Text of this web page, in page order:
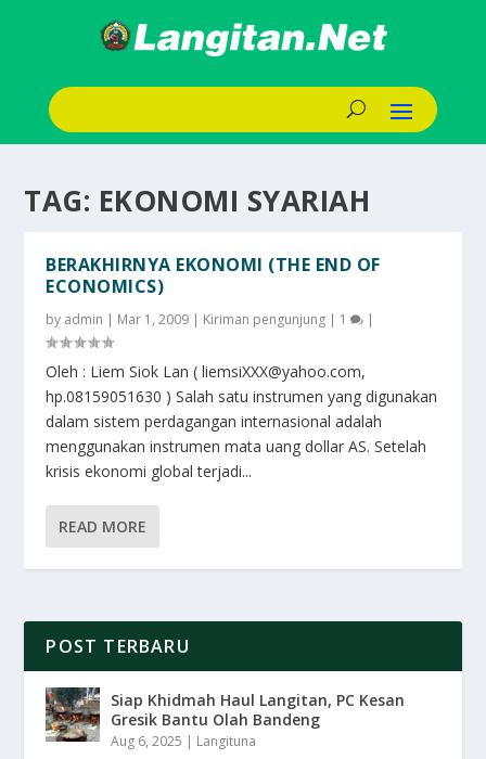
TAG: EKONOMI SYARIAH
BERAKHIRNYA EKONOMI (THE END OF
ECONOMICS)
by admin | Mar 1, 2009 | Kiriman pengunjung | 1 |
Oleh : Liem Siok Lan ( liemsiXXX@yahoo.com,
hp.08159051630 ) Salah satu instrumen yang digunakan
dalam sistem perdagangan internasional adalah
menggunakan instrumen mata uang dollar AS. Setelah
krisis ekonomi global terjadi...
READ MORE
POST TERBARU
Siap Khidmah Haul Langitan, PC Kesan
Gresik Bantu Olah Bandeng
Aug 6, 2025 | Langituna